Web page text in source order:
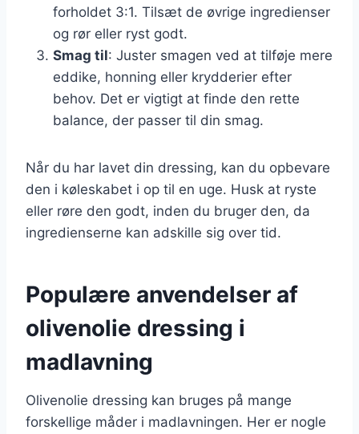
forholdet 3:1. Tilsæt de øvrige ingredienser
og rør eller ryst godt.
Smag til: Juster smagen ved at tilføje mere
eddike, honning eller krydderier efter
behov. Det er vigtigt at finde den rette
balance, der passer til din smag.
Når du har lavet din dressing, kan du opbevare
den i køleskabet i op til en uge. Husk at ryste
eller røre den godt, inden du bruger den, da
ingredienserne kan adskille sig over tid.
Populære anvendelser af
olivenolie dressing i
madlavning
Olivenolie dressing kan bruges på mange
forskellige måder i madlavningen. Her er nogle